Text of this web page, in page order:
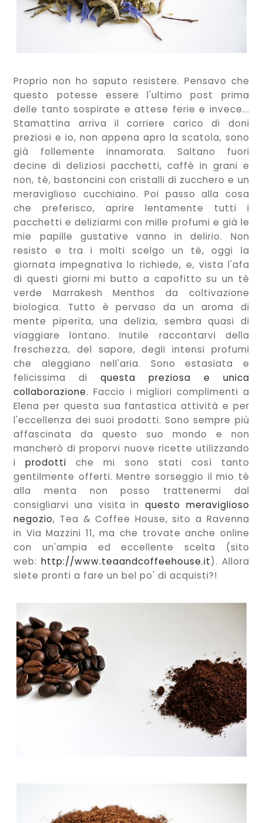
Proprio non ho saputo resistere. Pensavo che
questo potesse essere l'ultimo post prima
delle tanto sospirate e attese ferie e invece...
Stamattina arriva il corriere carico di doni
preziosi e io, non appena apro la scatola, sono
già follemente innamorata. Saltano fuori
decine di deliziosi pacchetti, caffè in grani e
non, tè, bastoncini con cristalli di zucchero e un
meraviglioso cucchiaino. Poi passo alla cosa
che preferisco, aprire lentamente tutti i
pacchetti e deliziarmi con mille profumi e già le
mie papille gustative vanno in delirio. Non
resisto e tra i molti scelgo un tè, oggi la
giornata impegnativa lo richiede, e, vista l'afa
di questi giorni mi butto a capofitto su un tè
verde Marrakesh Menthos da coltivazione
biologica. Tutto è pervaso da un aroma di
mente piperita, una delizia, sembra quasi di
viaggiare lontano. Inutile raccontarvi della
freschezza, del sapore, degli intensi profumi
che aleggiano nell'aria. Sono estasiata e
felicissima diquesta preziosa e unica
collaborazione. Faccio i migliori complimenti a
Elena per questa sua fantastica attività e per
l'eccellenza dei suoi prodotti. Sono sempre più
affascinata da questo suo mondo e non
mancherò di proporvi nuove ricette utilizzando
iprodotti che mi sono stati così tanto
gentilmente offerti. Mentre sorseggio il mio tè
alla menta non posso trattenermi dal
consigliarvi una visita in questo meraviglioso
negozio, Tea & Coffee House, sito a Ravenna
in Via Mazzini 11, ma che trovate anche online
con un'ampia ed eccellente scelta (sito
web: http://www.teaandcoffeehouse.it). Allora
siete pronti a fare un bel po' di acquisti?!